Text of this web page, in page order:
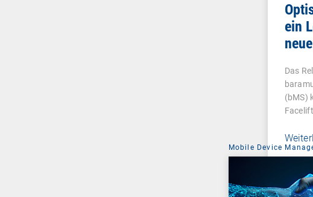
ein
Das
(bMS)
Mobile Device